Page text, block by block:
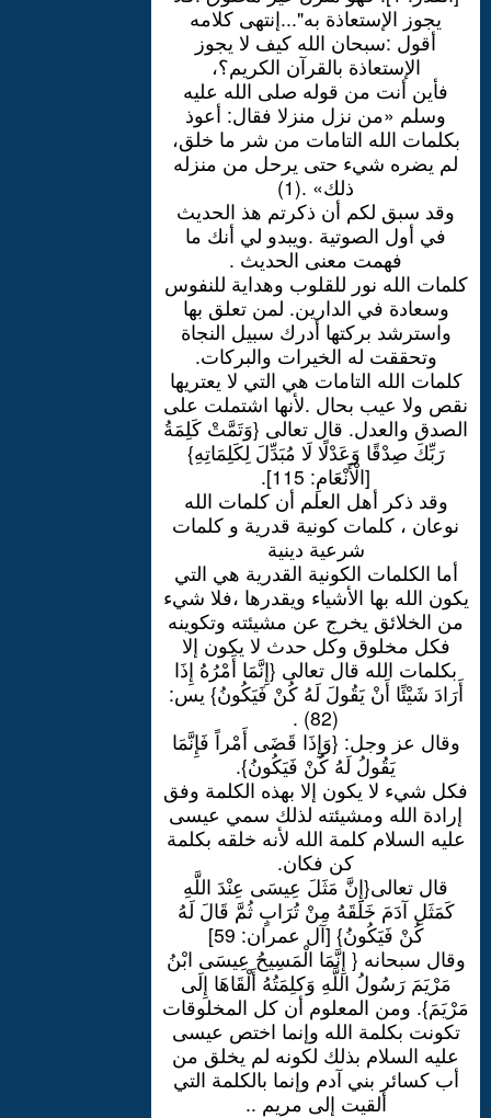
يجوز الإستعاذة به"...إنتهى كلامه
أقول :سبحان الله كيف لا يجوز
الإستعاذة بالقرآن الكريم؟،
فأين أنت من قوله صلى الله عليه
وسلم «من نزل منزلا فقال: أعوذ
بكلمات الله التامات من شر ما خلق،
لم يضره شيء حتى يرحل من منزله
ذلك» .(1)
وقد سبق لكم أن ذكرتم هذ الحديث
في أول الصوتية .ويبدو لي أنك ما
فهمت معنى الحديث .
كلمات الله نور للقلوب وهداية للنفوس
وسعادة في الدارين. لمن تعلق بها
واسترشد بركتها أدرك سبيل النجاة
وتحققت له الخيرات والبركات.
كلمات الله التامات هي التي لا يعتريها
نقص ولا عيب بحال .لأنها اشتملت على
الصدق والعدل. قال تعالى {وَتَمَّتْ كَلِمَةُ
رَبِّكَ صِدْقًا وَعَدْلًا لَا مُبَدِّلَ لِكَلِمَاتِهِ}
[الْأَنْعَامِ: 115].
وقد ذكر أهل العلم أن كلمات الله
نوعان ، كلمات كونية قدرية و كلمات
شرعية دينية
أما الكلمات الكونية القدرية هي التي
يكون الله بها الأشياء ويقدرها ،فلا شيء
من الخلائق يخرج عن مشيئته وتكوينه
فكل مخلوق وكل حدث لا يكون إلا
بكلمات الله قال تعالى {إِنَّمَا أَمْرُهُ إِذَا
أَرَادَ شَيْئًا أَنْ يَقُولَ لَهُ كُنْ فَيَكُونُ} يس:
(82) .
وقال عز وجل: {وَإِذَا قَضَى أَمْراً فَإِنَّمَا
يَقُولُ لَهُ كُنْ فَيَكُونُ}.
فكل شيء لا يكون إلا بهذه الكلمة وفق
إرادة الله ومشيئته لذلك سمي عيسى
عليه السلام كلمة الله لأنه خلقه بكلمة
كن فكان.
قال تعالى{إِنَّ مَثَلَ عِيسَى عِنْدَ اللَّهِ
كَمَثَلِ آدَمَ خَلَقَهُ مِنْ تُرَابٍ ثُمَّ قَالَ لَهُ
كُنْ فَيَكُونُ} [آل عمران: 59]
وقال سبحانه { إِنَّمَا الْمَسِيحُ عِيسَى ابْنُ
مَرْيَمَ رَسُولُ اللَّهِ وَكلِمَتُهُ أَلْقَاهَا إِلَى
مَرْيَمَ}. ومن المعلوم أن كل المخلوقات
تكونت بكلمة الله وإنما اختص عيسى
عليه السلام بذلك لكونه لم يخلق من
أب كسائر بني آدم وإنما بالكلمة التي
ألقيت إلى مريم ..